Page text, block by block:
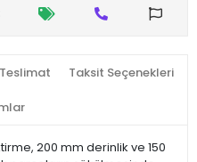
Taksit Seçenekleri
200 mm derinlik ve 150